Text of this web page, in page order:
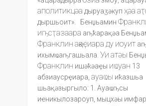
аполитикцәа дыруаӡәкуп ҳәа
дыршьоит». Бенџьамин
иҧсҭазаара аҧҟарақәа
Франклин ақәҿиара ду иоуит
ихымҩаҧгашьала. Уи атәы
Франклин ишәҟәаҿы иҩуан 13
абзиаусрҿиара, ауаҩы иҟазшьа
шьақәзыргыло: 1. Ауаҩҧсы
иҽникылозароуп, мыцхәы